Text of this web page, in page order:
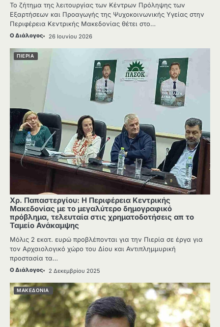
Το ζήτημα της λειτουργίας των Κέντρων Πρόληψης των
Εξαρτήσεων και Προαγωγής της Ψυχοκοινωνικής Υγείας στην
Περιφέρεια Κεντρικής Μακεδονίας θέτει στο…
Ο Διάλογος 26 Ιουνίου 2026
ΠΙΕΡΙΑ
Χρ. Παπαστεργίου: Η Περιφέρεια Κεντρικής
Μακεδονίας με το μεγαλύτερο δημογραφικό
πρόβλημα, τελευταία στις χρηματοδοτήσεις απ το
Ταμείο Ανάκαμψης
Μόλις 2 εκατ. ευρώ προβλέπονται για την Πιερία σε έργα για
τον Αρχαιολογικό χώρο του Δίου και Αντιπλημμυρική
προστασία τα…
Ο Διάλογος 2 Δεκεμβρίου 2025
ΜΑΚΕΔΟΝΙΑ